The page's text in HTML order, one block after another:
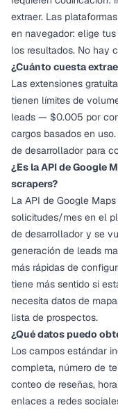
extraer. Las
en navegador: elige
los resultados. No hay
¿Cuánto cuesta
Las extensiones
tienen límites de
leads — $0.005 por
cargos basados en
de desarrollador para
¿Es la API de Google
scrapers?
La API de Google
solicitudes/mes en el
de desarrollador y se
generación de leads
más rápidas de
tiene más sentido si
necesita datos de
lista de prospectos.
¿Qué datos puedo
Los campos estándar
completa, número de
conteo de reseñas,
enlaces a redes